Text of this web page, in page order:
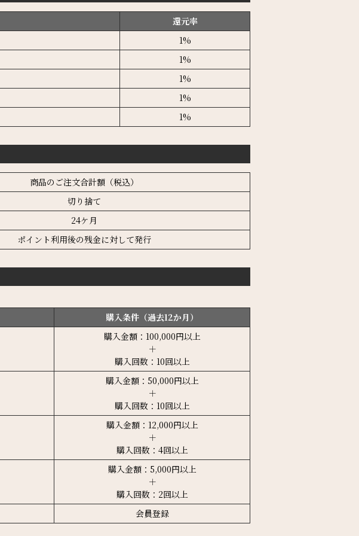
還元率
1%
1%
1%
1%
1%
商品のご注文合計額（税込）
切り捨て
24ケ月
ポイント利用後の残金に対して発行
購入条件（過去12か月）
購入金額：100,000円以上
＋
購入回数：10回以上
購入金額：50,000円以上
＋
購入回数：10回以上
購入金額：12,000円以上
＋
購入回数：4回以上
購入金額：5,000円以上
＋
購入回数：2回以上
会員登録